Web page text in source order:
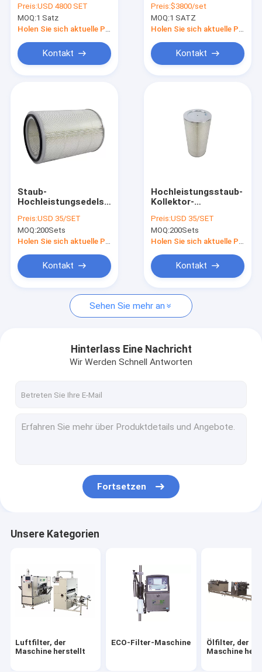
Über uns
Fabrik Tour
Referenzen
Luftfilter, der Maschine herstellt
ECO-Filter-Maschine
Messer, das Maschine faltet
Faltende Drehmaschine
Filter-Schweißgerät
HEPA-Filterpapier
PU-Luftfilter
Metal Fiber Filter
Maschinen-PLLG-2
halb Selbst
Preis:USD 4800 SET
MOQ:1 Satz
Holen Sie sich aktuelle Preis
Kontakt
Minuten-PLRB-1 für
Toyota-Filter-nicht
Gewebe
Preis:$3800/set
MOQ:1 SATZ
Holen Sie sich aktuelle Preis
Kontakt
Staub-
Hochleistungsedelstahl-
Gasturbine-
Lufteintritt-Filter
Preis:USD 35/SET
MOQ:200Sets
Holen Sie sich aktuelle Preis
Kontakt
Hochleistungsstaub-
Kollektor-
Lufteintritt-Filter
Preis:USD 35/SET
MOQ:200Sets
Holen Sie sich aktuelle Preis
Kontakt
Sehen Sie mehr an
Hinterlass Eine Nachricht
Wir Werden Schnell Antworten
Fortsetzen
Unsere Kategorien
Luftfilter, der
Maschine herstellt
ECO-Filter-Maschine
Ölfilter, der
Maschine